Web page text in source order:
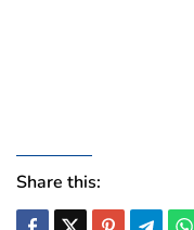
Share this: